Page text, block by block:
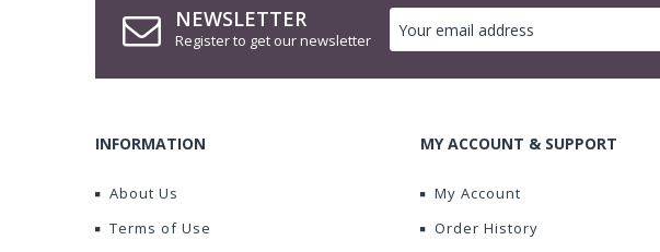
NEWSLETTER
Register to get our newsletter
INFORMATION
About Us
Terms of Use
MY ACCOUNT & SUPPORT
My Account
Order History